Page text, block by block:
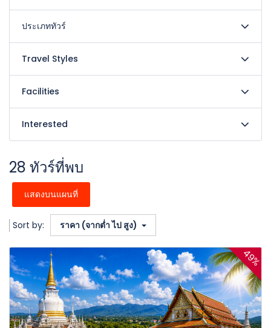
ประเภททัวร์
Travel Styles
Facilities
Interested
28 ทัวร์ที่พบ
แสดงบนแผนที่
Sort by: ราคา (จากต่ำ ไป สูง)
49%